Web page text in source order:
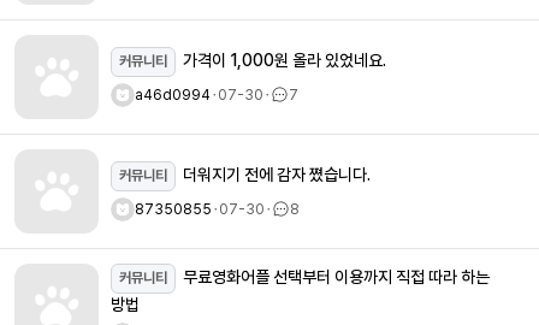
커뮤니티 가격이 1,000원 올라 있었네요.
a46d0994ㆍ07-30ㆍ 7
커뮤니티 더워지기 전에 감자 쪘습니다.
87350855ㆍ07-30ㆍ 8
커뮤니티
방법